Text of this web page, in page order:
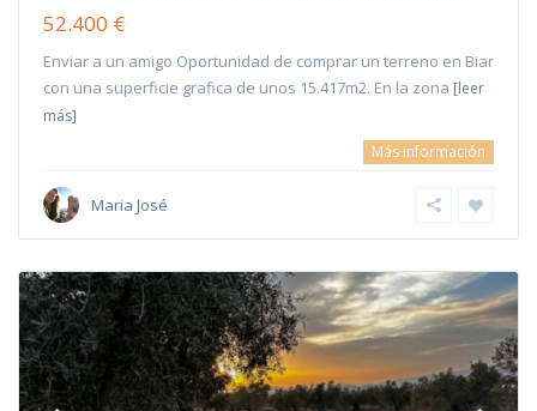
52.400 €
Enviar a un amigo Oportunidad de comprar un terreno en Biar
con una superficie grafica de unos 15.417m2. En la zona [leer
más]
Más información
Maria José